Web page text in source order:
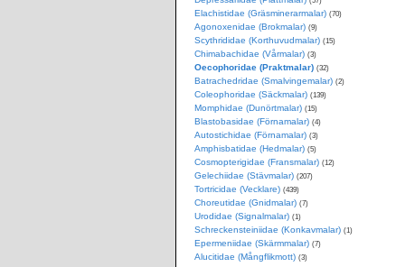
Elachistidae (Gräsminerarmalar) (70)
Agonoxenidae (Brokmalar) (9)
Scythrididae (Korthuvudmalar) (15)
Chimabachidae (Vårmalar) (3)
Oecophoridae (Praktmalar) (32)
Batrachedridae (Smalvingemalar) (2)
Coleophoridae (Säckmalar) (139)
Momphidae (Dunörtmalar) (15)
Blastobasidae (Förnamalar) (4)
Autostichidae (Förnamalar) (3)
Amphisbatidae (Hedmalar) (5)
Cosmopterigidae (Fransmalar) (12)
Gelechiidae (Stävmalar) (207)
Tortricidae (Vecklare) (439)
Choreutidae (Gnidmalar) (7)
Urodidae (Signalmalar) (1)
Schreckensteiniidae (Konkavmalar) (1)
Epermeniidae (Skärmmalar) (7)
Alucitidae (Mångflikmott) (3)